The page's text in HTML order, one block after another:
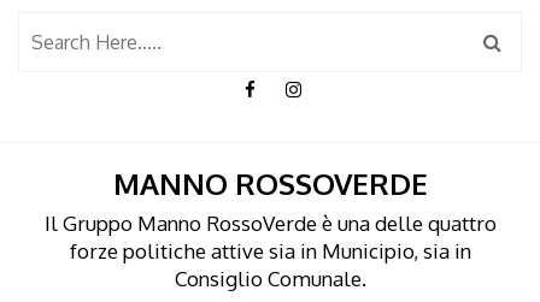
MANNO ROSSOVERDE
Il Gruppo Manno RossoVerde è una delle quattro
forze politiche attive sia in Municipio, sia in
Consiglio Comunale.